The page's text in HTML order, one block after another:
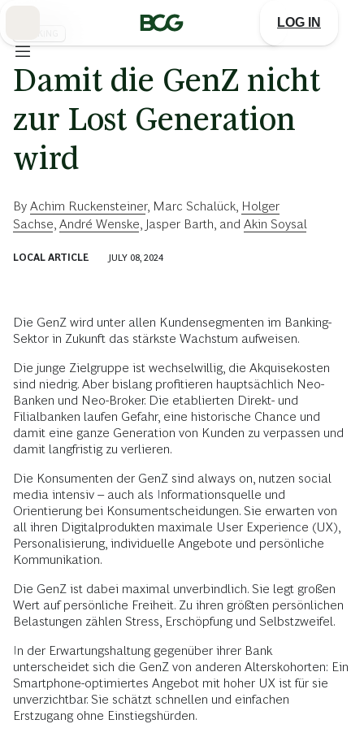
LOG IN
Damit die GenZ nicht
zur Lost Generation
wird
By Achim Ruckensteiner, Marc Schalück Holger
Sachse André Wenske Jasper Barth , and Akin Soysal
LOCAL ARTICLE JULY 08, 2024
Die GenZ wird unter allen Kundensegmenten im Banking-
Sektor in Zukunft das stärkste Wachstum aufweisen.
Die junge Zielgruppe ist wechselwillig, die Akquisekosten
sind niedrig. Aber bislang profitieren hauptsächlich Neo-
Banken und Neo-Broker. Die etablierten Direkt- und
Filialbanken laufen Gefahr, eine historische Chance und
damit eine ganze Generation von Kunden zu verpassen und
damit langfristig zu verlieren.
Die Konsumenten der GenZ sind always on, nutzen social
media intensiv – auch als Informationsquelle und
Orientierung bei Konsumentscheidungen. Sie erwarten von
all ihren Digitalprodukten maximale User Experience (UX),
Personalisierung, individuelle Angebote und persönliche
Kommunikation.
Die GenZ ist dabei maximal unverbindlich. Sie legt großen
Wert auf persönliche Freiheit. Zu ihren größten persönlichen
Belastungen zählen Stress, Erschöpfung und Selbstzweifel.
In der Erwartungshaltung gegenüber ihrer Bank
unterscheidet sich die GenZ von anderen Alterskohorten: Ein
Smartphone-optimiertes Angebot mit hoher UX ist für sie
unverzichtbar. Sie schätzt schnellen und einfachen
Erstzugang ohne Einstiegshürden.